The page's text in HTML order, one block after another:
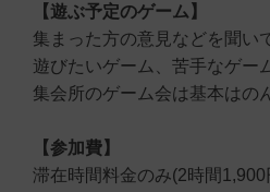
【遊ぶ予定のゲーム】
集まった方の意見などを聞い
遊びたいゲーム、苦手なゲー
集会所のゲーム会は基本はの
【参加費】
滞在時間料金のみ(2時間